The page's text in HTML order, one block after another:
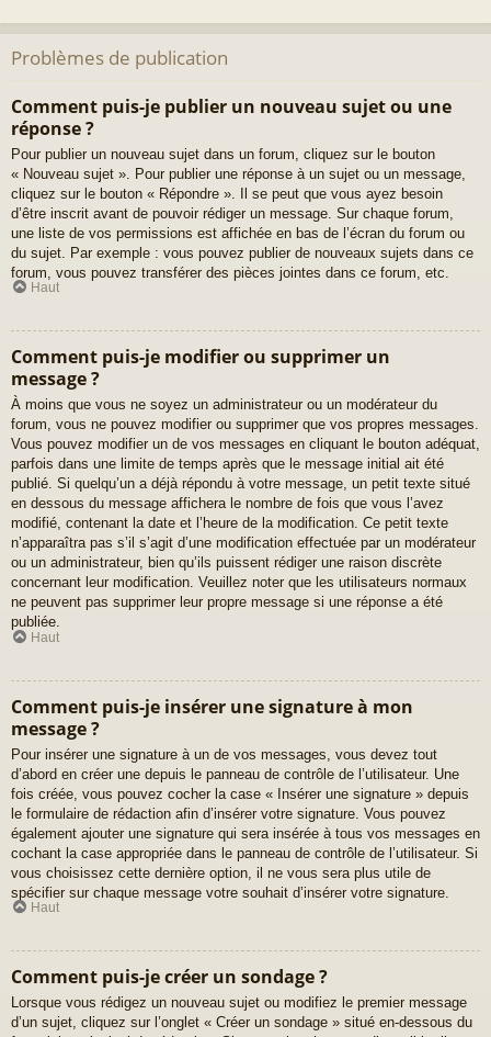
Problèmes de publication
Comment puis-je publier un nouveau sujet ou une
réponse ?
Pour publier un nouveau sujet dans un forum, cliquez sur le bouton
« Nouveau sujet ». Pour publier une réponse à un sujet ou un message,
cliquez sur le bouton « Répondre ». Il se peut que vous ayez besoin
d’être inscrit avant de pouvoir rédiger un message. Sur chaque forum,
une liste de vos permissions est affichée en bas de l’écran du forum ou
du sujet. Par exemple : vous pouvez publier de nouveaux sujets dans ce
forum, vous pouvez transférer des pièces jointes dans ce forum, etc.
Haut
Comment puis-je modifier ou supprimer un
message ?
À moins que vous ne soyez un administrateur ou un modérateur du
forum, vous ne pouvez modifier ou supprimer que vos propres messages.
Vous pouvez modifier un de vos messages en cliquant le bouton adéquat,
parfois dans une limite de temps après que le message initial ait été
publié. Si quelqu’un a déjà répondu à votre message, un petit texte situé
en dessous du message affichera le nombre de fois que vous l’avez
modifié, contenant la date et l’heure de la modification. Ce petit texte
n’apparaîtra pas s’il s’agit d’une modification effectuée par un modérateur
ou un administrateur, bien qu’ils puissent rédiger une raison discrète
concernant leur modification. Veuillez noter que les utilisateurs normaux
ne peuvent pas supprimer leur propre message si une réponse a été
publiée.
Haut
Comment puis-je insérer une signature à mon
message ?
Pour insérer une signature à un de vos messages, vous devez tout
d’abord en créer une depuis le panneau de contrôle de l’utilisateur. Une
fois créée, vous pouvez cocher la case « Insérer une signature » depuis
le formulaire de rédaction afin d’insérer votre signature. Vous pouvez
également ajouter une signature qui sera insérée à tous vos messages en
cochant la case appropriée dans le panneau de contrôle de l’utilisateur. Si
vous choisissez cette dernière option, il ne vous sera plus utile de
spécifier sur chaque message votre souhait d’insérer votre signature.
Haut
Comment puis-je créer un sondage ?
Lorsque vous rédigez un nouveau sujet ou modifiez le premier message
d’un sujet, cliquez sur l’onglet « Créer un sondage » situé en-dessous du